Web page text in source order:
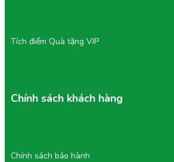
Chính sách khách hàng
Chính sách bảo hành
Tích điểm Quà tặng VIP